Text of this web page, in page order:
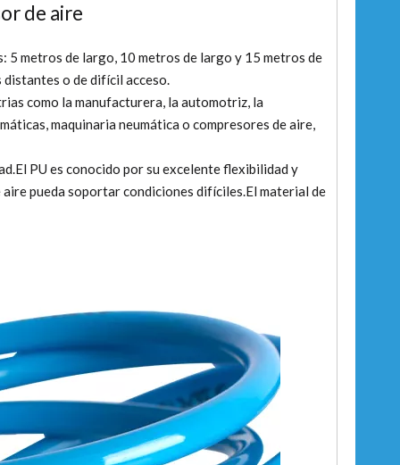
de aire
5 metros de largo, 10 metros de largo y 15 metros de
o de difícil acceso.
como la manufacturera, la automotriz, la
maquinaria neumática o compresores de aire,
PU es conocido por su excelente flexibilidad y
pueda soportar condiciones difíciles.El material de